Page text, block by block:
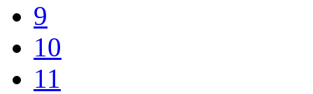
9
10
11